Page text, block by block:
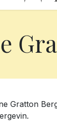
Gratton